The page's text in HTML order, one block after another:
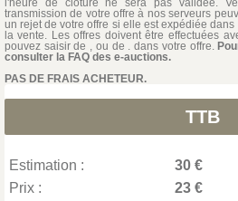
transmission de votre offre à nos serveurs
un rejet de votre offre si elle est expédiée
la vente. Les offres doivent être effectuées
pouvez saisir de , ou de . dans votre offre.
consulter la FAQ des e-auctions.
PAS DE FRAIS ACHETEUR.
TTB
Estimation :
30 €
Prix :
23 €